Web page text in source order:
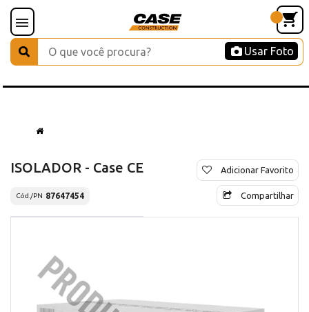
Usar Foto
ISOLADOR - Case CE
Cód./PN 87647454
Adicionar Favorito
Compartilhar